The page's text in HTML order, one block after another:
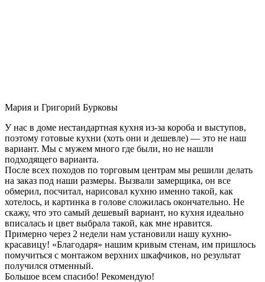
Мария и Григорий Бурковы
У нас в доме нестандартная кухня из-за короба и выступов,
поэтому готовые кухни (хоть они и дешевле) — это не наш
вариант. Мы с мужем много где были, но не нашли
подходящего варианта.
После всех походов по торговым центрам мы решили делать
на заказ под наши размеры. Вызвали замерщика, он все
обмерил, посчитал, нарисовал кухню именно такой, как
хотелось, и картинка в голове сложилась окончательно. Не
скажу, что это самый дешевый вариант, но кухня идеально
вписалась и цвет выбрала такой, как мне нравится.
Примерно через 2 недели нам установили нашу кухню-
красавицу! «Благодаря» нашим кривым стенам, им пришлось
помучиться с монтажом верхних шкафчиков, но результат
получился отменный.
Большое всем спасибо! Рекомендую!